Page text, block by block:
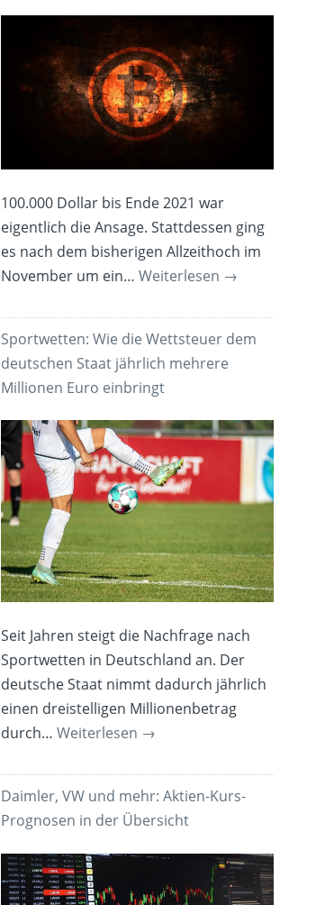
100.000 Dollar bis Ende 2021 war
eigentlich die Ansage. Stattdessen ging
es nach dem bisherigen Allzeithoch im
November um ein…Weiterlesen →
Sportwetten: Wie die Wettsteuer dem
deutschen Staat jährlich mehrere
Millionen Euro einbringt
Seit Jahren steigt die Nachfrage nach
Sportwetten in Deutschland an. Der
deutsche Staat nimmt dadurch jährlich
einen dreistelligen Millionenbetrag
durch…Weiterlesen →
Daimler, VW und mehr: Aktien-Kurs-
Prognosen in der Übersicht